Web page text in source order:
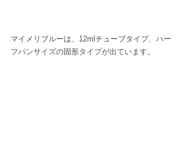
マイメリブルーは、12mlチューブタイプ、ハー
フパンサイズの固形タイプが出ています。